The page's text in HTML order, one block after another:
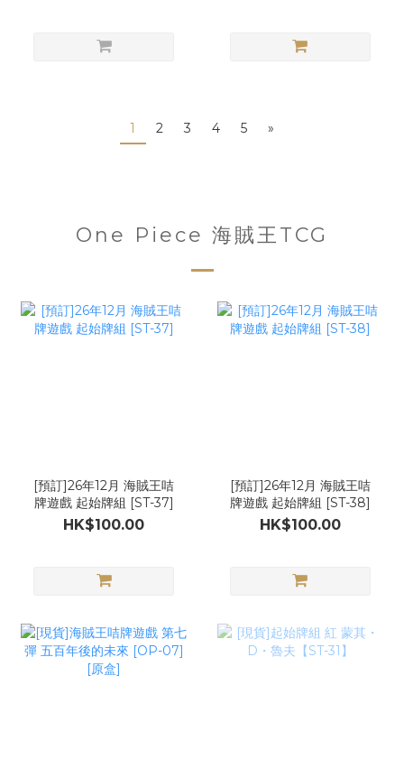
1 2 3 4 5 »
One Piece 海賊王TCG
[預訂]26年12月 海賊王咭
牌遊戲 起始牌組 [ST-37]
HK$100.00
[預訂]26年12月 海賊王咭
牌遊戲 起始牌組 [ST-38]
HK$100.00